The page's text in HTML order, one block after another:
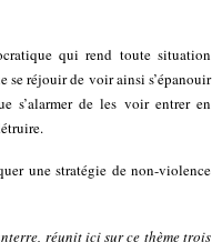
qui rend toute situation
se réjouir de voir ainsi s’épanouir
s’alarmer de les voir entrer en
une stratégie de non-violence
réunit ici sur ce thème trois